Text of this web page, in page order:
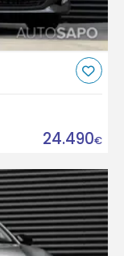
24.490€